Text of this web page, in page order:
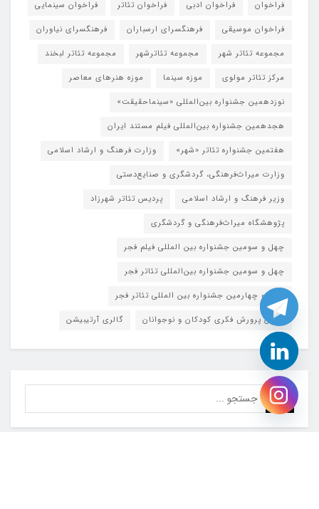
فراخوان
فراخوان ادبی فراخوان تئاتر
فراخوان سینمایی
فراخوان موسیقی
فرهنگسرای ارسباران
فرهنگسرای نیاوران
مجموعه تئاتر شهر
مجموعه تئاترشهر
مجموعه تئاتر لبخند
مرکز تئاتر مولوی
موزه سینما
موزه هنرهای معاصر
نوزدهمین جشنواره بین‌المللی «سینماحقیقت»
هجدهمین جشنواره بین‌المللی فیلم مستند ایران
هفتمین جشنواره تئاتر «شهر»
وزارت فرهنگ و ارشاد اسلامی
وزارت میراث‌فرهنگی، گردشگری و صنایع‌دستی
وزیر فرهنگ و ارشاد اسلامی
پردیس تئاتر شهرزاد
پژوهشگاه میراث‌فرهنگی و گردشگری
چهل و سومین جشنواره بین المللی فیلم فجر
چهل و سومین جشنواره بین‌المللی تئاتر فجر
چهل و چهارمین جشنواره بین المللی تئاتر فجر
کانون پرورش فکری کودکان و نوجوانان
گالری آرتیبیشن